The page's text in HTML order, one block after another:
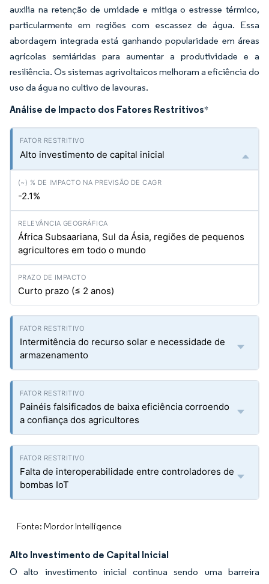
auxilia na retenção de umidade e mitiga o estresse térmico,
particularmente em regiões com escassez de água. Essa
abordagem integrada está ganhando popularidade em áreas
agrícolas semiáridas para aumentar a produtividade e a
resiliência. Os sistemas agrivoltaicos melhoram a eficiência do
uso da água no cultivo de lavouras.
Análise de Impacto dos Fatores Restritivos*
Alto investimento de capital inicial
-2.1%
África Subsaariana, Sul da Ásia, regiões de pequenos
agricultores em todo o mundo
Curto prazo (≤ 2 anos)
Intermitência do recurso solar e necessidade de
armazenamento
Painéis falsificados de baixa eficiência corroendo
a confiança dos agricultores
Falta de interoperabilidade entre controladores de
bombas IoT
Fonte: Mordor Intelligence
Alto Investimento de Capital Inicial
O alto investimento inicial continua sendo uma barreira